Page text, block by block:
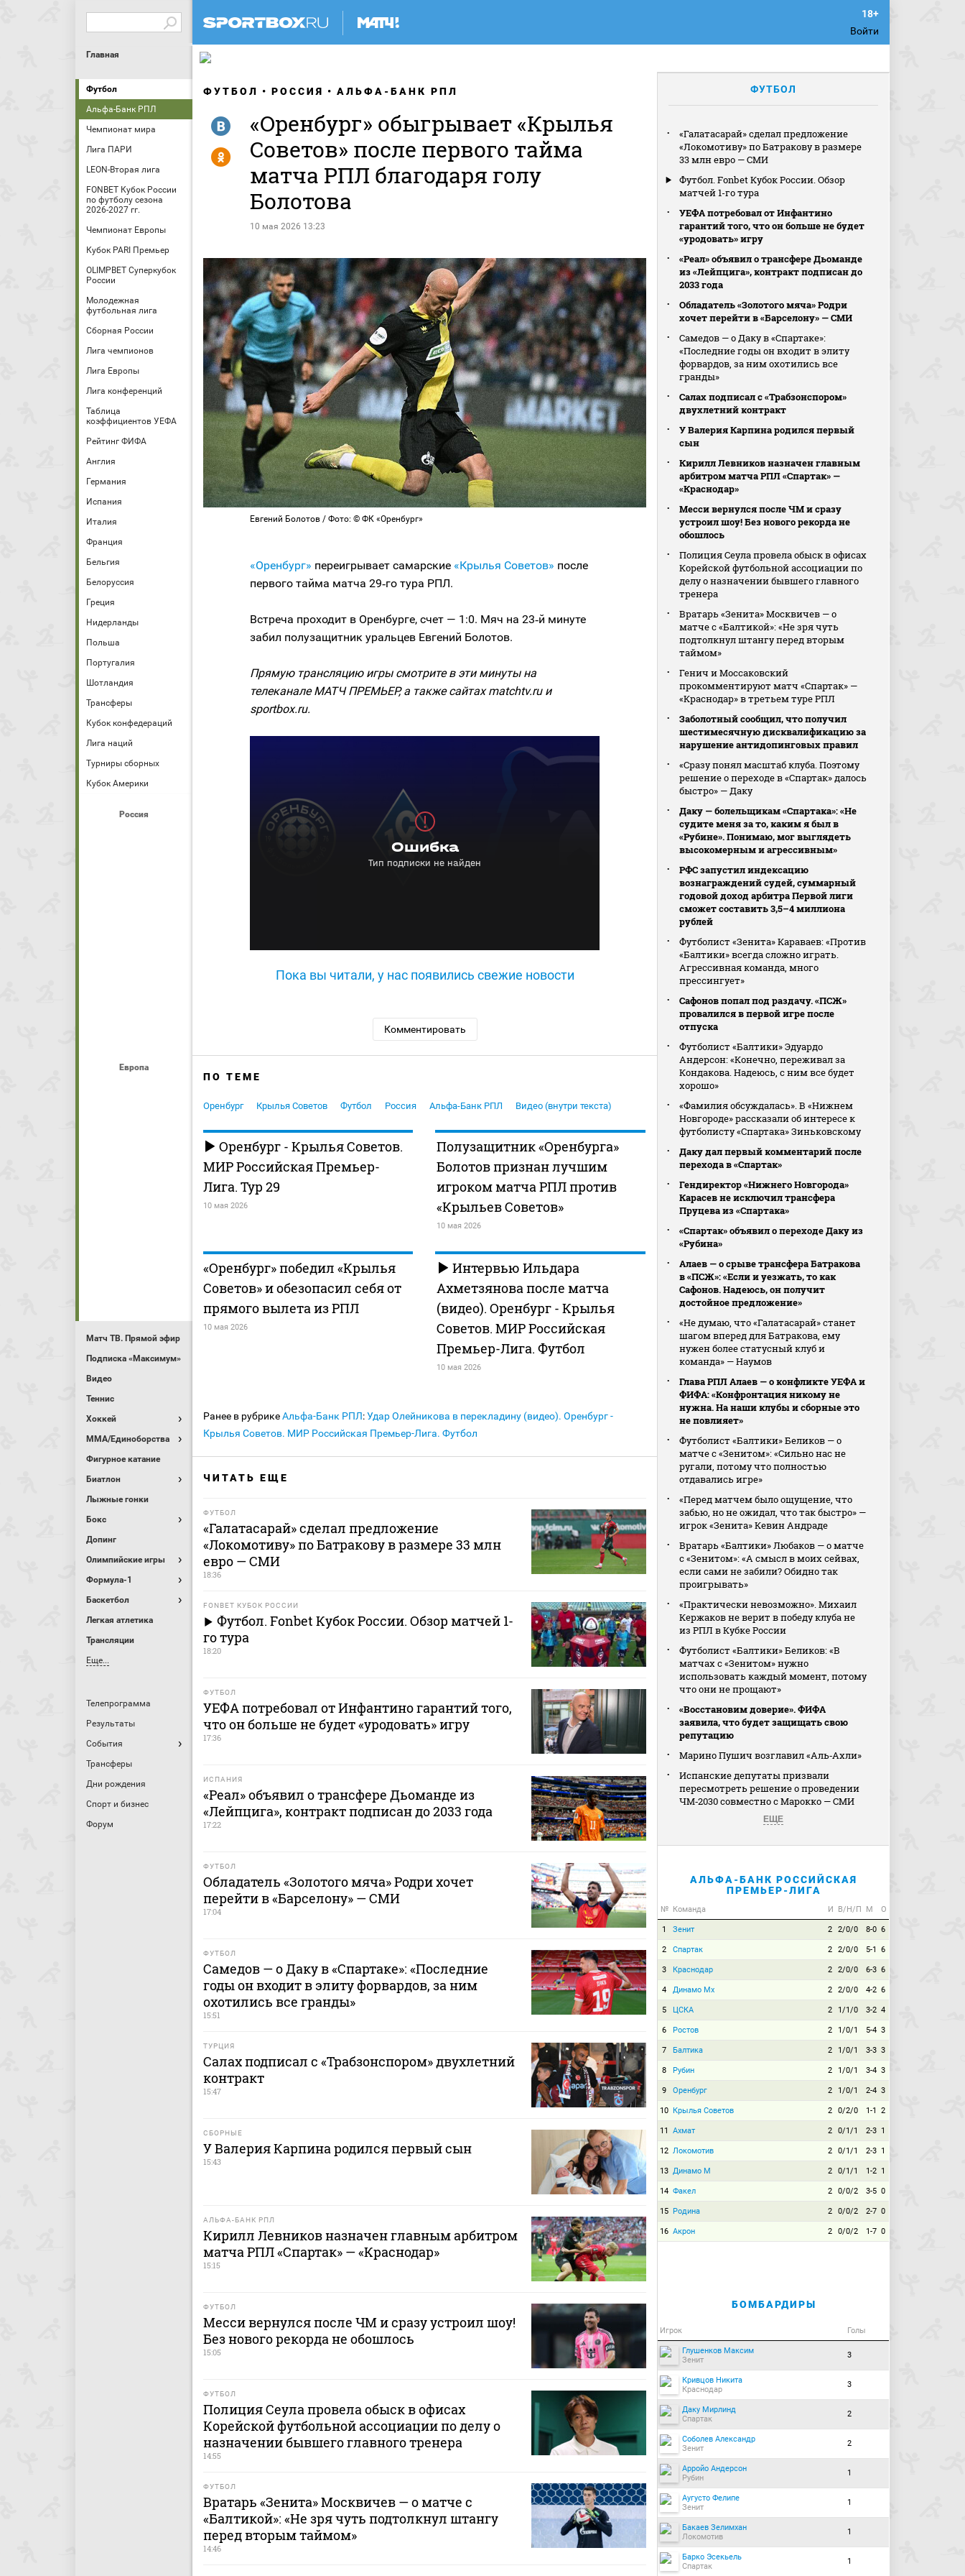
Войти
Главная
Футбол
Альфа-Банк РПЛ
Чемпионат мира
Лига ПАРИ
LEON-Вторая лига
FONBET Кубок России
по футболу сезона
2026-2027 гг.
Чемпионат Европы
Кубок PARI Премьер
OLIMPBET Суперкубок
России
Молодежная
футбольная лига
Сборная России
Лига чемпионов
Лига Европы
Лига конференций
Таблица
коэффициентов УЕФА
Рейтинг ФИФА
Англия
Германия
Испания
Италия
Франция
Бельгия
Белоруссия
Греция
Нидерланды
Польша
Португалия
Шотландия
Трансферы
Кубок конфедераций
Лига наций
Турниры сборных
Кубок Америки
Россия
Европа
Матч ТВ. Прямой эфир
Подписка «Максимум»
Видео
Теннис
Хоккей
MMA/Единоборства
Фигурное катание
Биатлон
Лыжные гонки
Бокс
Допинг
Олимпийские игры
Формула-1
Баскетбол
Легкая атлетика
Трансляции
Еще...
Телепрограмма
Результаты
События
Трансферы
Дни рождения
Спорт и бизнес
Форум
ФУТБОЛ РОССИЯ АЛЬФА-БАНК РПЛ
«Оренбург» обыгрывает «Крылья
Советов» после первого тайма
матча РПЛ благодаря голу
Болотова
10 мая 2026 13:23
R
Y
Евгений Болотов / Фото: © ФК «Оренбург»
«Оренбург» переигрывает самарские «Крылья Советов» после
первого тайма матча 29‑го тура РПЛ.
Встреча проходит в Оренбурге, счет — 1:0. Мяч на 23‑й минуте
забил полузащитник уральцев Евгений Болотов.
Прямую трансляцию игры смотрите в эти минуты на
телеканале МАТЧ ПРЕМЬЕР, а также сайтах matchtv.ru и
sportbox.ru.
Пока вы читали, у нас появились свежие новости
Комментировать
ПО ТЕМЕ
Оренбург Крылья Советов Футбол Россия Альфа-Банк РПЛ Видео (внутри текста)
Оренбург - Крылья Советов.
МИР Российская Премьер-
Лига. Тур 29
10 мая 2026
Полузащитник «Оренбурга»
Болотов признан лучшим
игроком матча РПЛ против
«Крыльев Советов»
10 мая 2026
«Оренбург» победил «Крылья
Советов» и обезопасил себя от
прямого вылета из РПЛ
10 мая 2026
Интервью Ильдара
Ахметзянова после матча
(видео). Оренбург - Крылья
Советов. МИР Российская
Премьер-Лига. Футбол
10 мая 2026
Ранее в рубрикеАльфа-Банк РПЛ:Удар Олейникова в перекладину (видео). Оренбург -
Крылья Советов. МИР Российская Премьер-Лига. Футбол
ЧИТАТЬ ЕЩЕ
ФУТБОЛ
«Галатасарай» сделал предложение
«Локомотиву» по Батракову в размере 33 млн
евро — СМИ
18:36
FONBET КУБОК РОССИИ
Футбол. Fonbet Кубок России. Обзор матчей 1-
го тура
18:20
ФУТБОЛ
УЕФА потребовал от Инфантино гарантий того,
что он больше не будет «уродовать» игру
17:36
ИСПАНИЯ
«Реал» объявил о трансфере Дьоманде из
«Лейпцига», контракт подписан до 2033 года
17:22
ФУТБОЛ
Обладатель «Золотого мяча» Родри хочет
перейти в «Барселону» — СМИ
17:04
ФУТБОЛ
Самедов — о Даку в «Спартаке»: «Последние
годы он входит в элиту форвардов, за ним
охотились все гранды»
15:51
ТУРЦИЯ
Салах подписал с «Трабзонспором» двухлетний
контракт
15:47
СБОРНЫЕ
У Валерия Карпина родился первый сын
15:43
АЛЬФА-БАНК РПЛ
Кирилл Левников назначен главным арбитром
матча РПЛ «Спартак» — «Краснодар»
15:15
ФУТБОЛ
Месси вернулся после ЧМ и сразу устроил шоу!
Без нового рекорда не обошлось
15:05
ФУТБОЛ
Полиция Сеула провела обыск в офисах
Корейской футбольной ассоциации по делу о
назначении бывшего главного тренера
14:55
ФУТБОЛ
Вратарь «Зенита» Москвичев — о матче с
«Балтикой»: «Не зря чуть подтолкнул штангу
перед вторым таймом»
14:46
ФУТБОЛ
«Галатасарай» сделал предложение
«Локомотиву» по Батракову в размере
33 млн евро — СМИ
Футбол. Fonbet Кубок России. Обзор
матчей 1-го тура
УЕФА потребовал от Инфантино
гарантий того, что он больше не будет
«уродовать» игру
«Реал» объявил о трансфере Дьоманде
из «Лейпцига», контракт подписан до
2033 года
Обладатель «Золотого мяча» Родри
хочет перейти в «Барселону» — СМИ
Самедов — о Даку в «Спартаке»:
«Последние годы он входит в элиту
форвардов, за ним охотились все
гранды»
Салах подписал с «Трабзонспором»
двухлетний контракт
У Валерия Карпина родился первый
сын
Кирилл Левников назначен главным
арбитром матча РПЛ «Спартак» —
«Краснодар»
Месси вернулся после ЧМ и сразу
устроил шоу! Без нового рекорда не
обошлось
Полиция Сеула провела обыск в офисах
Корейской футбольной ассоциации по
делу о назначении бывшего главного
тренера
Вратарь «Зенита» Москвичев — о
матче с «Балтикой»: «Не зря чуть
подтолкнул штангу перед вторым
таймом»
Генич и Моссаковский
прокомментируют матч «Спартак» —
«Краснодар» в третьем туре РПЛ
Заболотный сообщил, что получил
шестимесячную дисквалификацию за
нарушение антидопинговых правил
«Сразу понял масштаб клуба. Поэтому
решение о переходе в «Спартак» далось
быстро» — Даку
Даку — болельщикам «Спартака»: «Не
судите меня за то, каким я был в
«Рубине». Понимаю, мог выглядеть
высокомерным и агрессивным»
РФС запустил индексацию
вознаграждений судей, суммарный
годовой доход арбитра Первой лиги
сможет составить 3,5–4 миллиона
рублей
Футболист «Зенита» Караваев: «Против
«Балтики» всегда сложно играть.
Агрессивная команда, много
прессингует»
Сафонов попал под раздачу. «ПСЖ»
провалился в первой игре после
отпуска
Футболист «Балтики» Эдуардо
Андерсон: «Конечно, переживал за
Кондакова. Надеюсь, с ним все будет
хорошо»
«Фамилия обсуждалась». В «Нижнем
Новгороде» рассказали об интересе к
футболисту «Спартака» Зиньковскому
Даку дал первый комментарий после
перехода в «Спартак»
Гендиректор «Нижнего Новгорода»
Карасев не исключил трансфера
Пруцева из «Спартака»
«Спартак» объявил о переходе Даку из
«Рубина»
Алаев — о срыве трансфера Батракова
в «ПСЖ»: «Если и уезжать, то как
Сафонов. Надеюсь, он получит
достойное предложение»
«Не думаю, что «Галатасарай» станет
шагом вперед для Батракова, ему
нужен более статусный клуб и
команда» — Наумов
Глава РПЛ Алаев — о конфликте УЕФА и
ФИФА: «Конфронтация никому не
нужна. На наши клубы и сборные это
не повлияет»
Футболист «Балтики» Беликов — о
матче с «Зенитом»: «Сильно нас не
ругали, потому что полностью
отдавались игре»
«Перед матчем было ощущение, что
забью, но не ожидал, что так быстро» —
игрок «Зенита» Кевин Андраде
Вратарь «Балтики» Любаков — о матче
с «Зенитом»: «А смысл в моих сейвах,
если сами не забили? Обидно так
проигрывать»
«Практически невозможно». Михаил
Кержаков не верит в победу клуба не
из РПЛ в Кубке России
Футболист «Балтики» Беликов: «В
матчах с «Зенитом» нужно
использовать каждый момент, потому
что они не прощают»
«Восстановим доверие». ФИФА
заявила, что будет защищать свою
репутацию
Марино Пушич возглавил «Аль‑Ахли»
Испанские депутаты призвали
пересмотреть решение о проведении
ЧМ‑2030 совместно с Марокко — СМИ
ЕЩЕ
АЛЬФА-БАНК РОССИЙСКАЯ
ПРЕМЬЕР-ЛИГА
№ Команда И В/Н/П М О
1 Зенит 2 2/0/0 8-0 6
2 Спартак 2 2/0/0 5-1 6
3 Краснодар 2 2/0/0 6-3 6
4 Динамо Мх 2 2/0/0 4-2 6
5 ЦСКА 2 1/1/0 3-2 4
6 Ростов 2 1/0/1 5-4 3
7 Балтика 2 1/0/1 3-3 3
8 Рубин 2 1/0/1 3-4 3
9 Оренбург 2 1/0/1 2-4 3
10 Крылья Советов 2 0/2/0 1-1 2
11 Ахмат 2 0/1/1 2-3 1
12 Локомотив 2 0/1/1 2-3 1
13 Динамо М 2 0/1/1 1-2 1
14 Факел 2 0/0/2 3-5 0
15 Родина 2 0/0/2 2-7 0
16 Акрон 2 0/0/2 1-7 0
БОМБАРДИРЫ
Игрок Голы
Глушенков Максим
Зенит
3
Кривцов Никита
Краснодар
3
Даку Мирлинд
Спартак
2
Соболев Александр
Зенит
2
Арройо Андерсон
Рубин
1
Аугусто Фелипе
Зенит
1
Бакаев Зелимхан
Локомотив
1
Барко Эсекьель
Спартак
1